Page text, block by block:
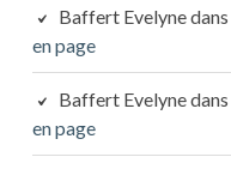
Baffert Evelynedans
en page
Baffert Evelynedans
en page